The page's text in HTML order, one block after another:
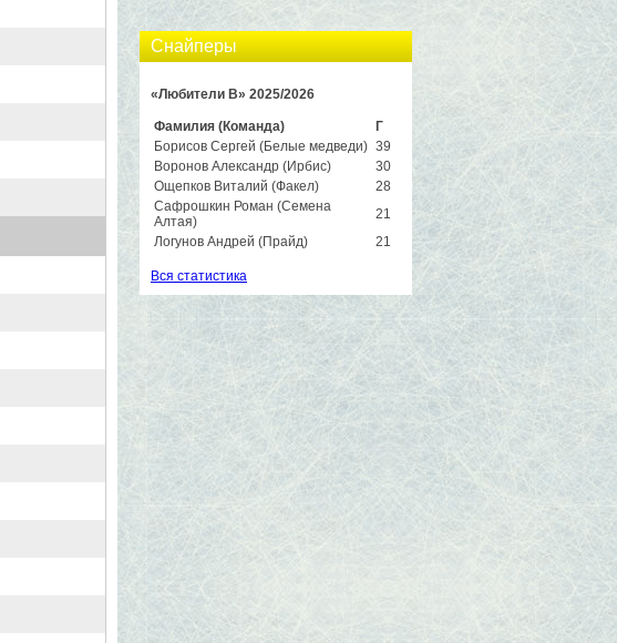
Снайперы
«Любители B» 2025/2026
Фамилия (Команда)
Г
Борисов Сергей (Белые медведи) 39
Воронов Александр (Ирбис)
30
Ощепков Виталий (Факел)
28
Сафрошкин Роман (Семена
Алтая)
21
Логунов Андрей (Прайд)
21
Вся статистика